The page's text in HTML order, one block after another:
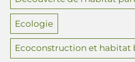
Ecologie
Ecoconstruction et